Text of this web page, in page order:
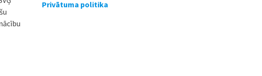
Privātuma politika